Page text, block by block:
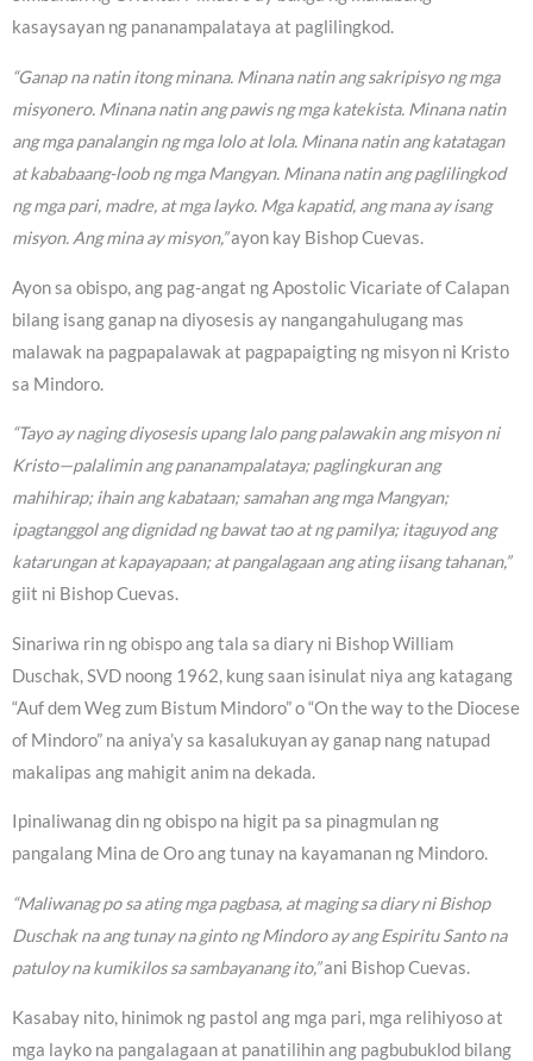
kasaysayan ng pananampalataya at paglilingkod.
“Ganap na natin itong minana. Minana natin ang sakripisyo ng mga
misyonero. Minana natin ang pawis ng mga katekista. Minana natin
ang mga panalangin ng mga lolo at lola. Minana natin ang katatagan
at kababaang-loob ng mga Mangyan. Minana natin ang paglilingkod
ng mga pari, madre, at mga layko. Mga kapatid, ang mana ay isang
misyon. Ang mina ay misyon,”ayon kay Bishop Cuevas.
Ayon sa obispo, ang pag-angat ng Apostolic Vicariate of Calapan
bilang isang ganap na diyosesis ay nangangahulugang mas
malawak na pagpapalawak at pagpapaigting ng misyon ni Kristo
sa Mindoro.
“Tayo ay naging diyosesis upang lalo pang palawakin ang misyon ni
Kristo—palalimin ang pananampalataya; paglingkuran ang
mahihirap; ihain ang kabataan; samahan ang mga Mangyan;
ipagtanggol ang dignidad ng bawat tao at ng pamilya; itaguyod ang
katarungan at kapayapaan; at pangalagaan ang ating iisang tahanan,”
giit ni Bishop Cuevas.
Sinariwa rin ng obispo ang tala sa diary ni Bishop William
Duschak, SVD noong 1962, kung saan isinulat niya ang katagang
“Auf dem Weg zum Bistum Mindoro” o “On the way to the Diocese
of Mindoro” na aniya’y sa kasalukuyan ay ganap nang natupad
makalipas ang mahigit anim na dekada.
Ipinaliwanag din ng obispo na higit pa sa pinagmulan ng
pangalang Mina de Oro ang tunay na kayamanan ng Mindoro.
“Maliwanag po sa ating mga pagbasa, at maging sa diary ni Bishop
Duschak na ang tunay na ginto ng Mindoro ay ang Espiritu Santo na
patuloy na kumikilos sa sambayanang ito,”ani Bishop Cuevas.
Kasabay nito, hinimok ng pastol ang mga pari, mga relihiyoso at
mga layko na pangalagaan at panatilihin ang pagbubuklod bilang